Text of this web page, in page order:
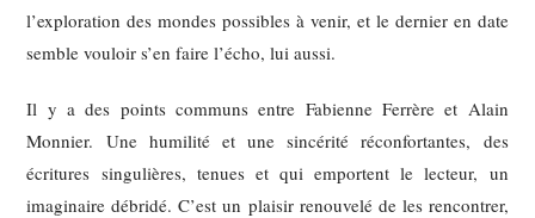
l’exploration des mondes possibles à venir, et le dernier en date
semble vouloir s’en faire l’écho, lui aussi.
Il y a des points communs entre Fabienne Ferrère et Alain
Monnier. Une humilité et une sincérité réconfortantes, des
écritures singulières, tenues et qui emportent le lecteur, un
imaginaire débridé. C’est un plaisir renouvelé de les rencontrer,